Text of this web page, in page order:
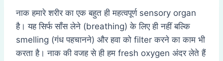
नाक हमारे शरीर का एक बहुत ही महत्वपूर्ण sensory organ
है। यह सिर्फ साँस लेने (breathing) के लिए ही नहीं बल्कि
smelling (गंध पहचानने) और हवा को filter करने का काम भी
करता है। नाक की वजह से ही हम fresh oxygen अंदर लेते हैं